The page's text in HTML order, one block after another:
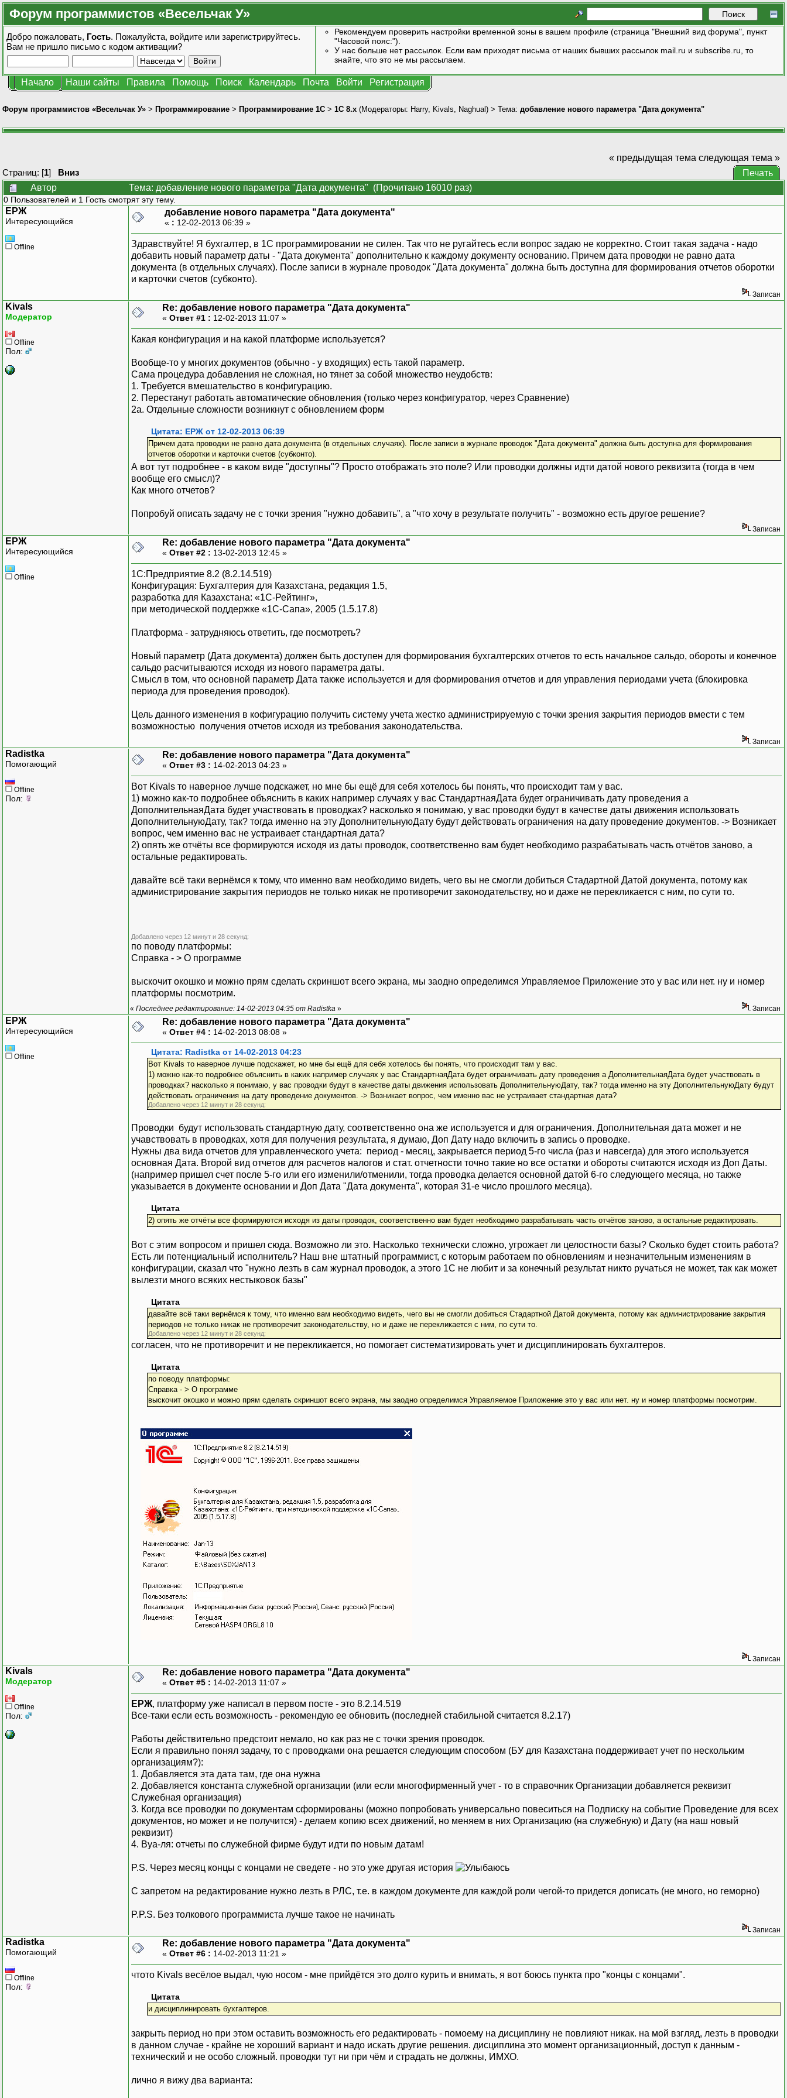
Форум программистов «Весельчак У»
Добро пожаловать, Гость. Пожалуйста, войдите или зарегистрируйтесь.
Вам не пришло письмо с кодом активации?
Рекомендуем проверить настройки временной зоны в вашем профиле (страница "Внешний вид форума", пункт
"Часовой пояс:").
У нас больше нет рассылок. Если вам приходят письма от наших бывших рассылок mail.ru и subscribe.ru, то
знайте, что это не мы рассылаем.
Начало Наши сайты Правила Помощь Поиск Календарь Почта Войти Регистрация
Форум программистов «Весельчак У» > Программирование > Программирование 1С > 1С 8.x (Модераторы: Harry, Kivals Naghual) > Тема: добавление нового параметра "Дата документа"
Страниц: [1] Вниз
« предыдущая тема следующая тема »
Печать
Автор
Тема: добавление нового параметра "Дата документа" (Прочитано 16010 раз)
0 Пользователей и 1 Гость смотрят эту тему.
ЕРЖ
Интересующийся
Offline
добавление нового параметра "Дата документа"
« : 12-02-2013 06:39 »
Здравствуйте! Я бухгалтер, в 1С программировании не силен. Так что не ругайтесь если вопрос задаю не корректно. Стоит такая задача - надо
добавить новый параметр даты - "Дата документа" дополнительно к каждому документу основанию. Причем дата проводки не равно дата
документа (в отдельных случаях). После записи в журнале проводок "Дата документа" должна быть доступна для формирования отчетов оборотки
и карточки счетов (субконто).
Записан
Kivals
Модератор
Offline
Пол:
Re: добавление нового параметра "Дата документа"
« Ответ #1 : 12-02-2013 11:07 »
Какая конфигурация и на какой платформе используется?
Вообще-то у многих документов (обычно - у входящих) есть такой параметр.
Сама процедура добавления не сложная, но тянет за собой множество неудобств:
1. Требуется вмешательство в конфигурацию.
2. Перестанут работать автоматические обновления (только через конфигуратор, через Сравнение)
2а. Отдельные сложности возникнут с обновлением форм
Цитата: ЕРЖ от 12-02-2013 06:39
Причем дата проводки не равно дата документа (в отдельных случаях). После записи в журнале проводок "Дата документа" должна быть доступна для формирования
отчетов оборотки и карточки счетов (субконто).
А вот тут подробнее - в каком виде "доступны"? Просто отображать это поле? Или проводки должны идти датой нового реквизита (тогда в чем
вообще его смысл)?
Как много отчетов?
Попробуй описать задачу не с точки зрения "нужно добавить", а "что хочу в результате получить" - возможно есть другое решение?
Записан
ЕРЖ
Интересующийся
Offline
Re: добавление нового параметра "Дата документа"
« Ответ #2 : 13-02-2013 12:45 »
1С:Предприятие 8.2 (8.2.14.519)
Конфигурация: Бухгалтерия для Казахстана, редакция 1.5,
разработка для Казахстана: «1С-Рейтинг»,
при методической поддержке «1С-Сапа», 2005 (1.5.17.8)
Платформа - затрудняюсь ответить, где посмотреть?
Новый параметр (Дата документа) должен быть доступен для формирования бухгалтерских отчетов то есть начальное сальдо, обороты и конечное
сальдо расчитываются исходя из нового параметра даты.
Смысл в том, что основной параметр Дата также используется и для формирования отчетов и для управления периодами учета (блокировка
периода для проведения проводок).
Цель данного изменения в кофигурацию получить систему учета жестко администрируемую с точки зрения закрытия периодов вмести с тем
возможностью получения отчетов исходя из требования законодательства.
Записан
Radistka
Помогающий
Offline
Пол:
Re: добавление нового параметра "Дата документа"
« Ответ #3 : 14-02-2013 04:23 »
Вот Kivals то наверное лучше подскажет, но мне бы ещё для себя хотелось бы понять, что происходит там у вас.
1) можно как-то подробнее объяснить в каких например случаях у вас СтандартнаяДата будет ограничивать дату проведения а
ДополнительнаяДата будет участвовать в проводках? насколько я понимаю, у вас проводки будут в качестве даты движения использовать
ДополнительнуюДату, так? тогда именно на эту ДополнительнуюДату будут действовать ограничения на дату проведение документов. -> Возникает
вопрос, чем именно вас не устраивает стандартная дата?
2) опять же отчёты все формируются исходя из даты проводок, соответственно вам будет необходимо разрабатывать часть отчётов заново, а
остальные редактировать.
давайте всё таки вернёмся к тому, что именно вам необходимо видеть, чего вы не смогли добиться Стадартной Датой документа, потому как
администрирование закрытия периодов не только никак не противоречит законодательству, но и даже не перекликается с ним, по сути то.
Добавлено через 12 минут и 28 секунд:
по поводу платформы:
Справка - > О программе
выскочит окошко и можно прям сделать скриншот всего экрана, мы заодно определимся Управляемое Приложение это у вас или нет. ну и номер
платформы посмотрим.
« Последнее редактирование: 14-02-2013 04:35 от Radistka » Записан
ЕРЖ
Интересующийся
Offline
Re: добавление нового параметра "Дата документа"
« Ответ #4 : 14-02-2013 08:08 »
Цитата: Radistka от 14-02-2013 04:23
Вот Kivals то наверное лучше подскажет, но мне бы ещё для себя хотелось бы понять, что происходит там у вас.
1) можно как-то подробнее объяснить в каких например случаях у вас СтандартнаяДата будет ограничивать дату проведения а ДополнительнаяДата будет участвовать в
проводках? насколько я понимаю, у вас проводки будут в качестве даты движения использовать ДополнительнуюДату, так? тогда именно на эту ДополнительнуюДату будут
действовать ограничения на дату проведение документов. -> Возникает вопрос, чем именно вас не устраивает стандартная дата?
Добавлено через 12 минут и 28 секунд:
Проводки будут использовать стандартную дату, соответственно она же используется и для ограничения. Дополнительная дата может и не
учавствовать в проводках, хотя для получения результата, я думаю, Доп Дату надо включить в запись о проводке.
Нужны два вида отчетов для управленческого учета: период - месяц, закрывается период 5-го числа (раз и навсегда) для этого используется
основная Дата. Второй вид отчетов для расчетов налогов и стат. отчетности точно такие но все остатки и обороты считаются исходя из Доп Даты.
(например пришел счет после 5-го или его изменили/отменили, тогда проводка делается основной датой 6-го следующего месяца, но также
указывается в документе основании и Доп Дата "Дата документа", которая 31-е число прошлого месяца).
Цитата
2) опять же отчёты все формируются исходя из даты проводок, соответственно вам будет необходимо разрабатывать часть отчётов заново, а остальные редактировать.
Вот с этим вопросом и пришел сюда. Возможно ли это. Насколько технически сложно, угрожает ли целостности базы? Сколько будет стоить работа?
Есть ли потенциальный исполнитель? Наш вне штатный программист, с которым работаем по обновлениям и незначительным изменениям в
конфигурации, сказал что "нужно лезть в сам журнал проводок, а этого 1С не любит и за конечный результат никто ручаться не может, так как может
вылезти много всяких нестыковок базы"
Цитата
давайте всё таки вернёмся к тому, что именно вам необходимо видеть, чего вы не смогли добиться Стадартной Датой документа, потому как администрирование закрытия
периодов не только никак не противоречит законодательству, но и даже не перекликается с ним, по сути то.
Добавлено через 12 минут и 28 секунд:
согласен, что не противоречит и не перекликается, но помогает систематизировать учет и дисциплинировать бухгалтеров.
Цитата
по поводу платформы:
Справка - > О программе
выскочит окошко и можно прям сделать скриншот всего экрана, мы заодно определимся Управляемое Приложение это у вас или нет. ну и номер платформы посмотрим.
Записан
Kivals
Модератор
Offline
Пол:
Re: добавление нового параметра "Дата документа"
« Ответ #5 : 14-02-2013 11:07 »
ЕРЖ, платформу уже написал в первом посте - это 8.2.14.519
Все-таки если есть возможность - рекомендую ее обновить (последней стабильной считается 8.2.17)
Работы действительно предстоит немало, но как раз не с точки зрения проводок.
Если я правильно понял задачу, то с проводками она решается следующим способом (БУ для Казахстана поддерживает учет по нескольким
организациям?):
1. Добавляется эта дата там, где она нужна
2. Добавляется константа служебной организации (или если многофирменный учет - то в справочник Организации добавляется реквизит
Служебная организация)
3. Когда все проводки по документам сформированы (можно попробовать универсально повеситься на Подписку на событие Проведение для всех
документов, но может и не получится) - делаем копию всех движений, но меняем в них Организацию (на служебную) и Дату (на наш новый
реквизит)
4. Вуа-ля: отчеты по служебной фирме будут идти по новым датам!
P.S. Через месяц концы с концами не сведете - но это уже другая история
С запретом на редактирование нужно лезть в РЛС, т.е. в каждом документе для каждой роли чегой-то придется дописать (не много, но геморно)
P.P.S. Без толкового программиста лучше такое не начинать
Записан
Radistka
Помогающий
Offline
Пол:
Re: добавление нового параметра "Дата документа"
« Ответ #6 : 14-02-2013 11:21 »
чтото Kivals весёлое выдал, чую носом - мне прийдётся это долго курить и внимать, я вот боюсь пункта про "концы с концами".
Цитата
и дисциплинировать бухгалтеров.
закрыть период но при этом оставить возможность его редактировать - помоему на дисциплину не повлияют никак. на мой взгляд, лезть в проводки
в данном случае - крайне не хороший вариант и надо искать другие решения. дисциплина это момент организационный, доступ к данным -
технический и не особо сложный. проводки тут ни при чём и страдать не должны, ИМХО.
лично я вижу два варианта: